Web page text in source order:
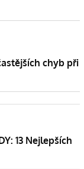
chyb při
13 Nejlepších